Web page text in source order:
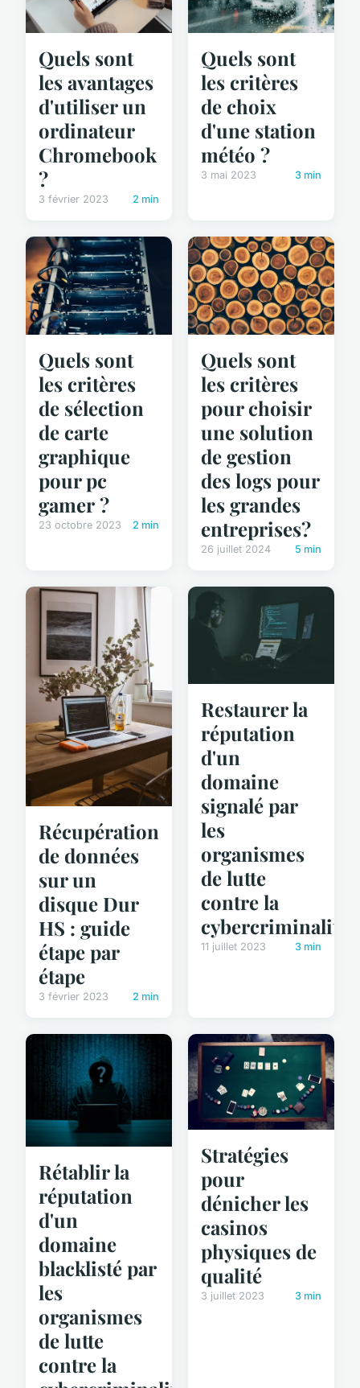
Quels sont
les avantages
d'utiliser un
ordinateur
Chromebook
?
3 février 2023 2 min
Quels sont
les critères
de choix
d'une station
météo ?
3 mai 2023 3 min
Quels sont
les critères
de sélection
de carte
graphique
pour pc
gamer ?
23 octobre 2023 2 min
Quels sont
les critères
pour choisir
une solution
de gestion
des logs pour
les grandes
entreprises?
26 juillet 2024 5 min
Récupération
de données
sur un
disque Dur
HS : guide
étape par
étape
3 février 2023 2 min
Restaurer la
réputation
d'un
domaine
signalé par
les
organismes
de lutte
contre la
cybercriminalité
11 juillet 2023 3 min
Rétablir la
réputation
d'un
domaine
blacklisté par
les
organismes
de lutte
contre la
Stratégies
pour
dénicher les
casinos
physiques de
qualité
3 juillet 2023 3 min